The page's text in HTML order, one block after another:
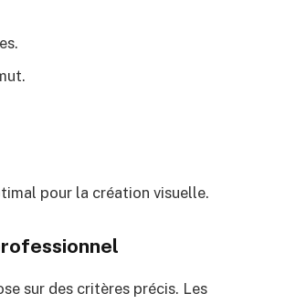
pour la création visuelle.
sur des critères précis. Les